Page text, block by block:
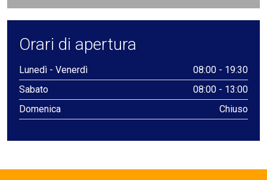
Orari di apertura
Lunedì - Venerdì
08:00 - 19:30
Sabato
08:00 - 13:00
Domenica
Chiuso